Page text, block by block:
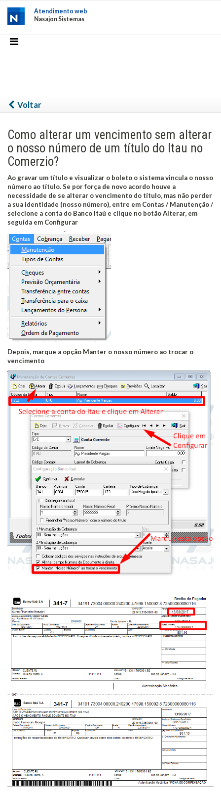
Atendimento web
Nasajon Sistemas
Voltar
Como alterar um vencimento sem alterar
o nosso número de um título do Itau no
Comerzio?
Ao gravar um título e visualizar o boleto o sistema vincula o nosso
número ao título. Se por força de novo acordo houve a
necessidade de se alterar o vencimento do título, mas não perder
a sua identidade (nosso número), entre em Contas / Manutenção /
selecione a conta do Banco Itaú e clique no botão Alterar, em
seguida em Configurar
Depois, marque a opção Manter o nosso número ao trocar o
vencimento